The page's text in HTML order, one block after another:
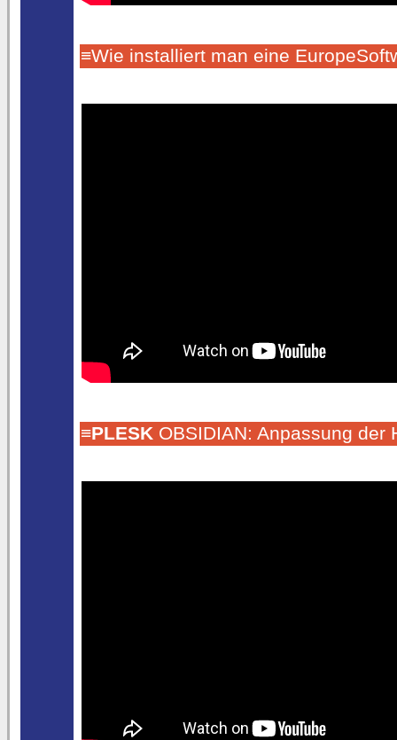
≡Wie installiert man eine
≡PLESK OBSIDIAN: Anpassung der